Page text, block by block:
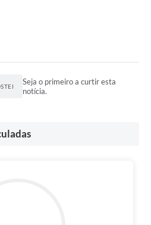
Seja o primeiro a curtir esta
notícia.